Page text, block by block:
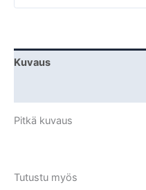
Kuvaus
Pitkä kuvaus
Tutustu myös